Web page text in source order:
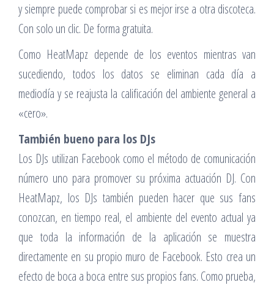
y siempre puede comprobar si es mejor irse a otra discoteca.
Con solo un clic. De forma gratuita.
Como HeatMapz depende de los eventos mientras van
sucediendo, todos los datos se eliminan cada día a
mediodía y se reajusta la calificación del ambiente general a
«cero».
También bueno para los DJs
Los DJs utilizan Facebook como el método de comunicación
número uno para promover su próxima actuación DJ. Con
HeatMapz, los DJs también pueden hacer que sus fans
conozcan, en tiempo real, el ambiente del evento actual ya
que toda la información de la aplicación se muestra
directamente en su propio muro de Facebook. Esto crea un
efecto de boca a boca entre sus propios fans. Como prueba,